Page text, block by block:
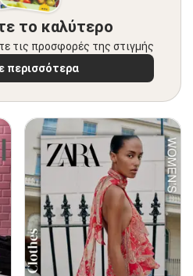
το καλύτερο
τις προσφορές της στιγμής
περισσότερα